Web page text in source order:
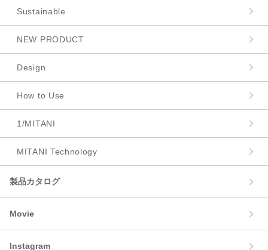
Sustainable
NEW PRODUCT
Design
How to Use
1/MITANI
MITANI Technology
製品カタログ
Movie
Instagram